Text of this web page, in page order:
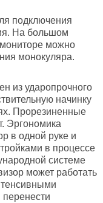
подключения
На большом
можно
монокуляра.
из ударопрочного
начинку
Прорезиненные
Эргономика
в одной руке и
в процессе
системе
может работать